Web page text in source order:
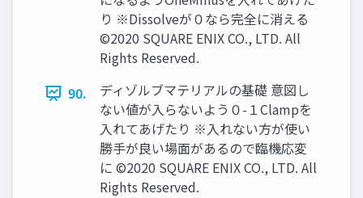
り ※Dissolveが０なら完全に消える
©2020 SQUARE ENIX CO., LTD. All
Rights Reserved.
90.
ディゾルブマテリアルの基礎 意図し
ない値が入らないよう０-１Clampを
入れてあげたり ※入れない方が使い
勝手が良い場面があるので臨機応変
に ©2020 SQUARE ENIX CO., LTD. All
Rights Reserved.